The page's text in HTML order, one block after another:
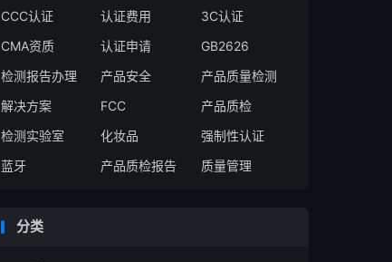
CCC认证
认证费用
3C认证
CMA资质
认证申请
GB2626
检测报告办理
产品安全
产品质量检测
解决方案
FCC
产品质检
检测实验室
化妆品
强制性认证
蓝牙
产品质检报告 质量管理
分类